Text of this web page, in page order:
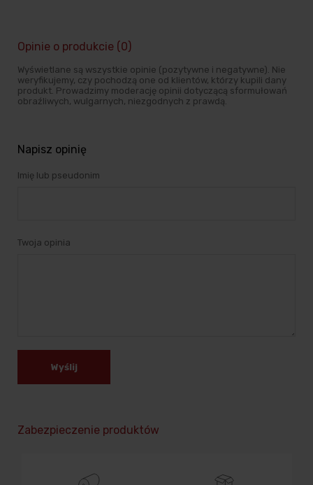
Opinie o produkcie (0)
Wyświetlane są wszystkie opinie (pozytywne i negatywne). Nie
weryfikujemy, czy pochodzą one od klientów, którzy kupili dany
produkt. Prowadzimy moderację opinii dotyczącą sformułowań
obraźliwych, wulgarnych, niezgodnych z prawdą.
Napisz opinię
Imię lub pseudonim
Twoja opinia
Wyślij
Zabezpieczenie produktów